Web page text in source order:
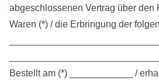
abgeschlossenen Vertrag über den
Waren (*) / die Erbringung der
Bestellt am (*) ____________ /